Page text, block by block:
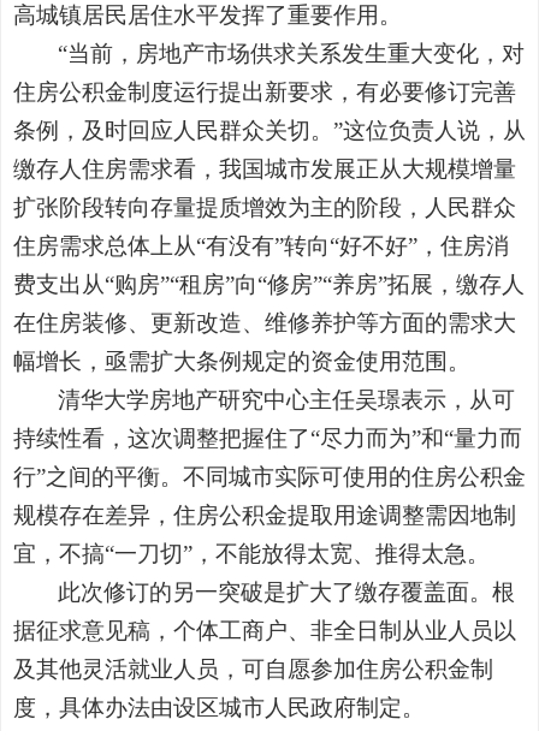
高城镇居民居住水平发挥了重要作用。
“当前，房地产市场供求关系发生重大变化，对
住房公积金制度运行提出新要求，有必要修订完善
条例，及时回应人民群众关切。”这位负责人说，从
缴存人住房需求看，我国城市发展正从大规模增量
扩张阶段转向存量提质增效为主的阶段，人民群众
住房需求总体上从“有没有”转向“好不好”，住房消
费支出从“购房”“租房”向“修房”“养房”拓展，缴存人
在住房装修、更新改造、维修养护等方面的需求大
幅增长，亟需扩大条例规定的资金使用范围。
清华大学房地产研究中心主任吴璟表示，从可
持续性看，这次调整把握住了“尽力而为”和“量力而
行”之间的平衡。不同城市实际可使用的住房公积金
规模存在差异，住房公积金提取用途调整需因地制
宜，不搞“一刀切”，不能放得太宽、推得太急。
此次修订的另一突破是扩大了缴存覆盖面。根
据征求意见稿，个体工商户、非全日制从业人员以
及其他灵活就业人员，可自愿参加住房公积金制
度，具体办法由设区城市人民政府制定。